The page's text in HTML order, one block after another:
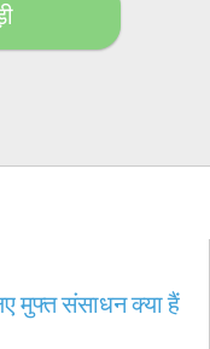
मुफ्त संसाधन क्या हैं